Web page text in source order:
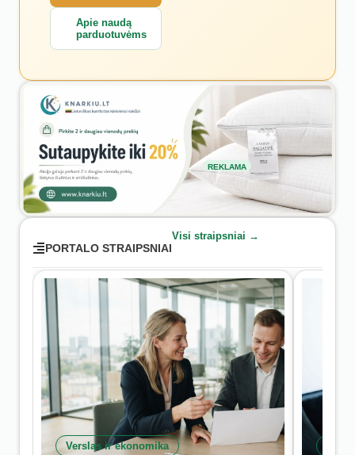
Apie naudą
parduotuvėms
REKLAMA
PORTALO STRAIPSNIAI
Visi straipsniai →
Verslas ir ekonomika